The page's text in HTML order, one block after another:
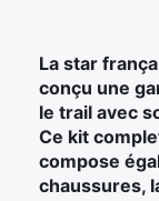
La star
conçu une
le trail avec
Ce kit
compose
chaussures,